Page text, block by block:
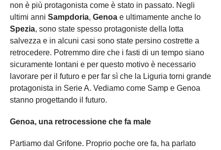
non è più protagonista come è stato in passato. Negli
ultimi anni Sampdoria, Genoa e ultimamente anche lo
Spezia, sono state spesso protagoniste della lotta
salvezza e in alcuni casi sono state persino costrette a
retrocedere. Potremmo dire che i fasti di un tempo siano
sicuramente lontani e per questo motivo è necessario
lavorare per il futuro e per far sì che la Liguria torni grande
protagonista in Serie A. Vediamo come Samp e Genoa
stanno progettando il futuro.
Genoa, una retrocessione che fa male
Partiamo dal Grifone. Proprio poche ore fa, ha parlato